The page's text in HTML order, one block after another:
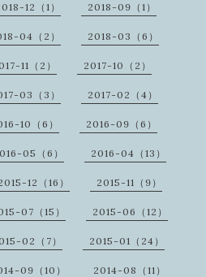
12（1） 2018-09（1）
04（2） 2018-03（6）
11（2） 2017-10（2）
03（3） 2017-02（4）
10（6） 2016-09（6）
05（6） 2016-04（13）
12（16） 2015-11（9）
07（15） 2015-06（12）
02（7） 2015-01（24）
09（10） 2014-08（11）